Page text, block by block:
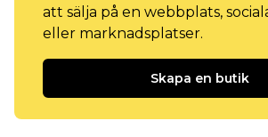
att sälja på en webbplats,
eller marknadsplatser.
Skapa en butik